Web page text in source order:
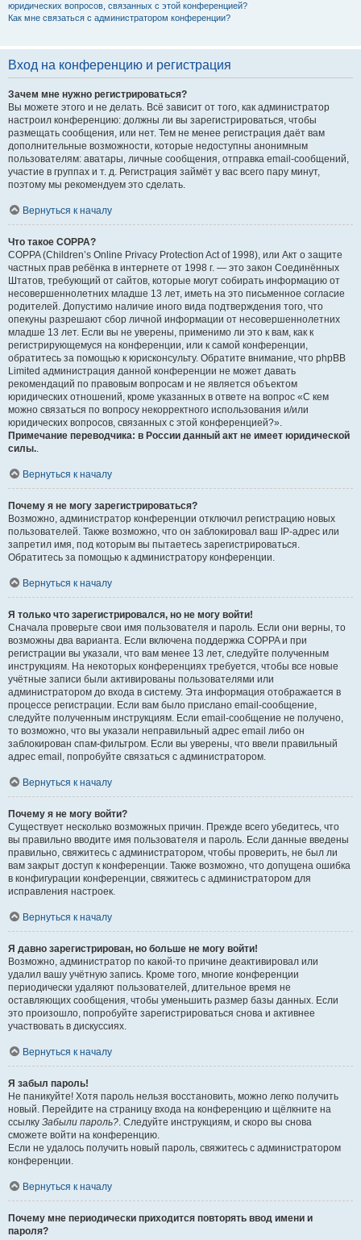
юридических вопросов, связанных с этой конференцией?
Как мне связаться с администратором конференции?
Вход на конференцию и регистрация
Зачем мне нужно регистрироваться?
Вы можете этого и не делать. Всё зависит от того, как администратор
настроил конференцию: должны ли вы зарегистрироваться, чтобы
размещать сообщения, или нет. Тем не менее регистрация даёт вам
дополнительные возможности, которые недоступны анонимным
пользователям: аватары, личные сообщения, отправка email-сообщений,
участие в группах и т. д. Регистрация займёт у вас всего пару минут,
поэтому мы рекомендуем это сделать.
Вернуться к началу
Что такое COPPA?
COPPA (Children’s Online Privacy Protection Act of 1998), или Акт о защите
частных прав ребёнка в интернете от 1998 г. — это закон Соединённых
Штатов, требующий от сайтов, которые могут собирать информацию от
несовершеннолетних младше 13 лет, иметь на это письменное согласие
родителей. Допустимо наличие иного вида подтверждения того, что
опекуны разрешают сбор личной информации от несовершеннолетних
младше 13 лет. Если вы не уверены, применимо ли это к вам, как к
регистрирующемуся на конференции, или к самой конференции,
обратитесь за помощью к юрисконсульту. Обратите внимание, что phpBB
Limited администрация данной конференции не может давать
рекомендаций по правовым вопросам и не является объектом
юридических отношений, кроме указанных в ответе на вопрос «С кем
можно связаться по вопросу некорректного использования и/или
юридических вопросов, связанных с этой конференцией?».
Примечание переводчика: в России данный акт не имеет юридической
силы..
Вернуться к началу
Почему я не могу зарегистрироваться?
Возможно, администратор конференции отключил регистрацию новых
пользователей. Также возможно, что он заблокировал ваш IP-адрес или
запретил имя, под которым вы пытаетесь зарегистрироваться.
Обратитесь за помощью к администратору конференции.
Вернуться к началу
Я только что зарегистрировался, но не могу войти!
Сначала проверьте свои имя пользователя и пароль. Если они верны, то
возможны два варианта. Если включена поддержка COPPA и при
регистрации вы указали, что вам менее 13 лет, следуйте полученным
инструкциям. На некоторых конференциях требуется, чтобы все новые
учётные записи были активированы пользователями или
администратором до входа в систему. Эта информация отображается в
процессе регистрации. Если вам было прислано email-сообщение,
следуйте полученным инструкциям. Если email-сообщение не получено,
то возможно, что вы указали неправильный адрес email либо он
заблокирован спам-фильтром. Если вы уверены, что ввели правильный
адрес email, попробуйте связаться с администратором.
Вернуться к началу
Почему я не могу войти?
Существует несколько возможных причин. Прежде всего убедитесь, что
вы правильно вводите имя пользователя и пароль. Если данные введены
правильно, свяжитесь с администратором, чтобы проверить, не был ли
вам закрыт доступ к конференции. Также возможно, что допущена ошибка
в конфигурации конференции, свяжитесь с администратором для
исправления настроек.
Вернуться к началу
Я давно зарегистрирован, но больше не могу войти!
Возможно, администратор по какой-то причине деактивировал или
удалил вашу учётную запись. Кроме того, многие конференции
периодически удаляют пользователей, длительное время не
оставляющих сообщения, чтобы уменьшить размер базы данных. Если
это произошло, попробуйте зарегистрироваться снова и активнее
участвовать в дискуссиях.
Вернуться к началу
Я забыл пароль!
Не паникуйте! Хотя пароль нельзя восстановить, можно легко получить
новый. Перейдите на страницу входа на конференцию и щёлкните на
ссылку Забыли пароль?. Следуйте инструкциям, и скоро вы снова
сможете войти на конференцию.
Если не удалось получить новый пароль, свяжитесь с администратором
конференции.
Вернуться к началу
Почему мне периодически приходится повторять ввод имени и
пароля?